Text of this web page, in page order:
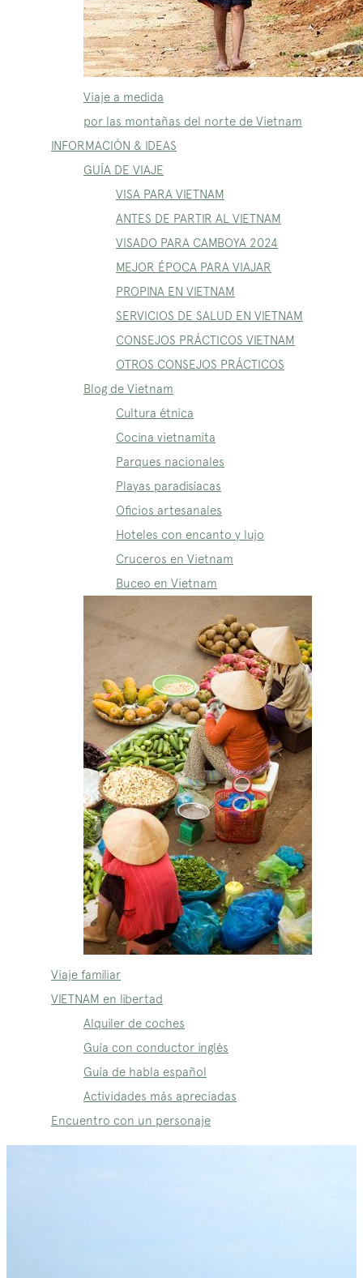
Viaje a medida
por las montañas del norte de Vietnam
INFORMACIÓN & IDEAS
GUÍA DE VIAJE
VISA PARA VIETNAM
ANTES DE PARTIR AL VIETNAM
VISADO PARA CAMBOYA 2024
MEJOR ÉPOCA PARA VIAJAR
PROPINA EN VIETNAM
SERVICIOS DE SALUD EN VIETNAM
CONSEJOS PRÁCTICOS VIETNAM
OTROS CONSEJOS PRÁCTICOS
Blog de Vietnam
Cultura étnica
Cocina vietnamita
Parques nacionales
Playas paradisíacas
Oficios artesanales
Hoteles con encanto y lujo
Cruceros en Vietnam
Buceo en Vietnam
Viaje familiar
VIETNAM en libertad
Alquiler de coches
Guía con conductor inglés
Guía de habla español
Actividades más apreciadas
Encuentro con un personaje